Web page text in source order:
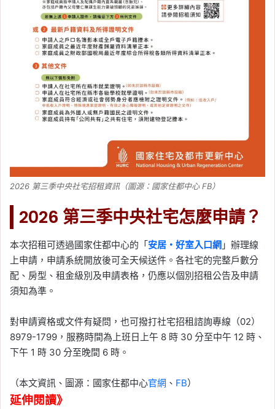
2026 第三季中央社宅招租資訊（圖源：國家住都中心 FB）
2026 第三季中央社宅怎麼申請？
本次招租可透過國家住都中心的「 安居・好室入口網 」辦理線
上申請，申請系統開放後可全天候送件。各社宅的完整戶數分
配、房型、租金級別及申請表格，仍應以個別招租公告及申請
須知為準。
對申請資格或文件有疑問，也可撥打社宅招租諮詢專線（02）
8979-1799，服務時間為上班日上午 8 時 30 分至中午 12 時、
下午 1 時 30 分至晚間 6 時。
（本文資訊、圖源：國家住都中心官網 、 FB）
延伸閱讀》